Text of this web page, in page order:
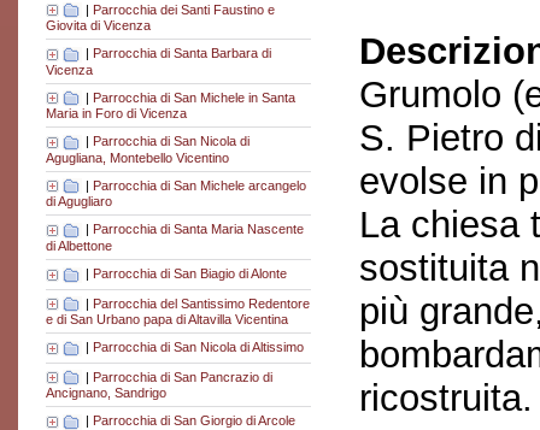
| Parrocchia dei Santi Faustino e
Giovita di Vicenza
Parrocchia di Santa Barbara di
Vicenza
| Parrocchia di San Michele in Santa
Maria in Foro di Vicenza
Parrocchia di San Nicola di
Agugliana, Montebello Vicentino
| Parrocchia di San Michele arcangelo
di Agugliaro
Parrocchia di Santa Maria Nascente
di Albettone
| Parrocchia di San Biagio di Alonte
| Parrocchia del Santissimo Redentore
e di San Urbano papa di Altavilla Vicentina
| Parrocchia di San Nicola di Altissimo
| Parrocchia di San Pancrazio di
Ancignano, Sandrigo
| Parrocchia di San Giorgio di Arcole
Grumolo
S. Pietro
evolse in
La chiesa
sostituita
più
ricostruita.